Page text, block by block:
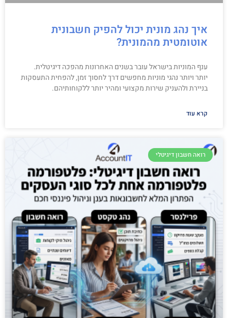
איך נהג מונית יכול להפיק חשבונית
אוטומטית מהמונית?
ענף המוניות בישראל עובר בשנים האחרונות מהפכה דיגיטלית.
יותר ויותר נהגי מוניות מחפשים דרך לחסוך זמן, להפחית התעסקות
בניירת ולהעניק שירות מקצועי ומהיר יותר ללקוחותיהם.
קרא עוד
רואה חשבון דיגיטלי